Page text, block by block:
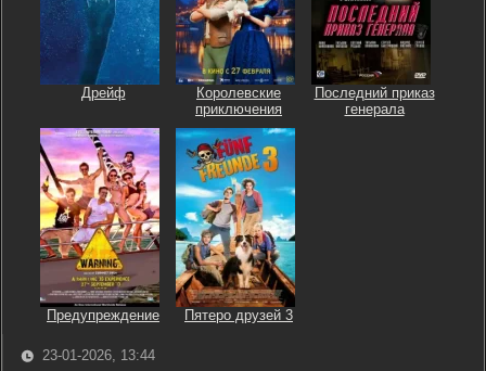
Дрейф
Королевские
приключения
Последний приказ
генерала
Предупреждение Пятеро друзей 3
23-01-2026, 13:44